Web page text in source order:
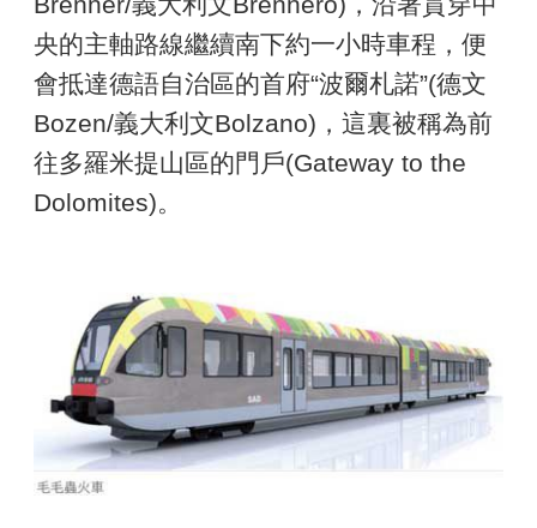
央的主軸路線繼續南下約一小時車程，便
會抵達德語自治區的首府“波爾札諾”(德文
Bozen/義大利文Bolzano)，這裏被稱為前
往多羅米提山區的門戶(Gateway to the
Dolomites)。